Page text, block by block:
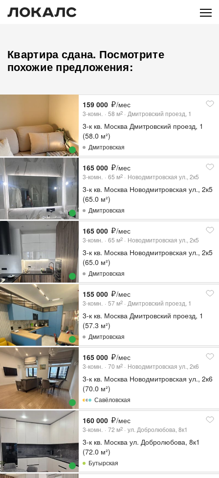
Квартира сдана. Посмотрите
похожие предложения:
159 000 /мес
3-комн. 58 м2 Дмитровский проезд, 1
3-к кв. Москва Дмитровский проезд, 1
(58.0 м²)
Дмитровская
165 000 /мес
3-комн. 65 м2 Новодмитровская ул., 2к5
3-к кв. Москва Новодмитровская ул., 2к5
(65.0 м²)
Дмитровская
165 000 /мес
3-комн. 65 м2 Новодмитровская ул., 2к5
3-к кв. Москва Новодмитровская ул., 2к5
(65.0 м²)
Дмитровская
155 000 /мес
3-комн. 57 м2 Дмитровский проезд, 1
3-к кв. Москва Дмитровский проезд, 1
(57.3 м²)
Дмитровская
165 000 /мес
3-комн. 70 м2 Новодмитровская ул., 2к6
3-к кв. Москва Новодмитровская ул., 2к6
(70.0 м²)
Савёловская
160 000 /мес
3-комн. 72 м2 ул. Добролюбова, 8к1
3-к кв. Москва ул. Добролюбова, 8к1
(72.0 м²)
Бутырская